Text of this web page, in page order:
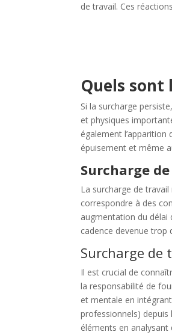
de travail. Ces
Quels sont
Si la surcharge
et physiques
également
épuisement et même
Surcharge
La surcharge de
correspondre à des
augmentation du délai
cadence devenue trop
Surcharge de
Il est crucial de
la responsabilité de
et mentale en
professionnels)
éléments en analysant